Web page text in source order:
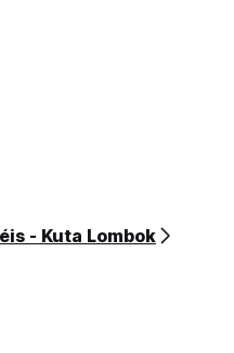
- Kuta Lombok